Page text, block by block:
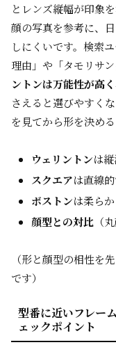
とレンズ縦幅が印象
顔の写真を参考に、
しにくいです。検索
理由」や「タモリサ
ントンは万能性が高
さえると選びやすくな
を見てから形を決める
ウェリントンは
スクエアは直線
ボストンは柔ら
顔型との対比 （
（形と顔型の相性を
です）
型番に近いフレー
ェックポイント